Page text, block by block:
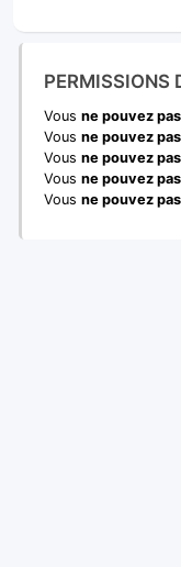
PERMISSIONS
Vous ne pouvez pas
Vous ne pouvez pas
Vous ne pouvez pas
Vous ne pouvez pas
Vous ne pouvez pas